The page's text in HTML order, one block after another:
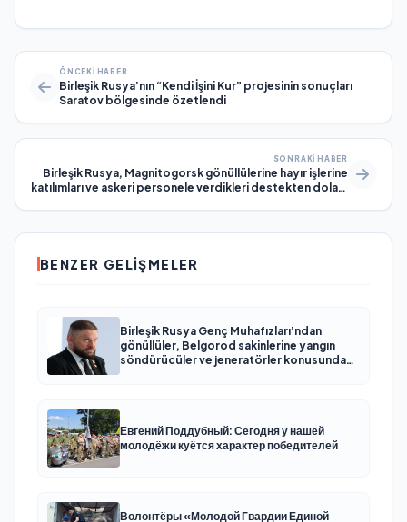
ÖNCEKI HABER
Birleşik Rusya’nın “Kendi İşini Kur” projesinin sonuçları
Saratov bölgesinde özetlendi
SONRAKI HABER
Birleşik Rusya, Magnitogorsk gönüllülerine hayır işlerine
katılımları ve askeri personele verdikleri destekten dolayı
BENZER GELIŞMELER
Birleşik Rusya Genç Muhafızları’ndan
gönüllüler, Belgorod sakinlerine yangın
söndürücüler ve jeneratörler konusunda
Евгений Поддубный: Сегодня у нашей
молодёжи куётся характер победителей
Волонтёры «Молодой Гвардии Единой